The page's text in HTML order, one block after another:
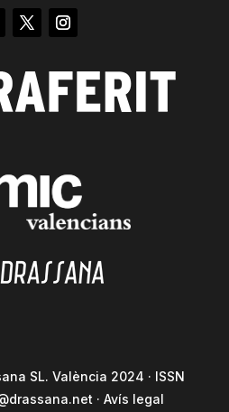
SL. València 2024 · ISSN
·Avís legal